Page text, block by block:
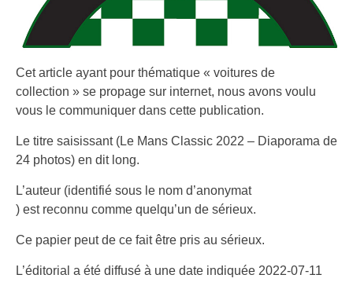
Cet article ayant pour thématique « voitures de
collection » se propage sur internet, nous avons voulu
vous le communiquer dans cette publication.
Le titre saisissant (Le Mans Classic 2022 – Diaporama de
24 photos) en dit long.
L’auteur (identifié sous le nom d’anonymat
) est reconnu comme quelqu’un de sérieux.
Ce papier peut de ce fait être pris au sérieux.
L’éditorial a été diffusé à une date indiquée 2022-07-11